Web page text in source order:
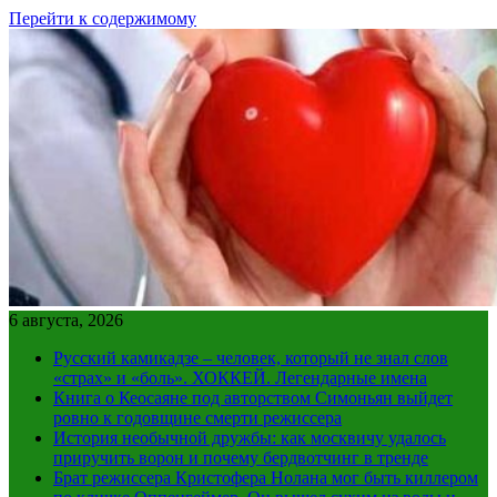
Перейти к содержимому
6 августа, 2026
Русский камикадзе – человек, который не знал слов
«страх» и «боль». ХОККЕЙ. Легендарные имена
Книга о Кеосаяне под авторством Симоньян выйдет
ровно к годовщине смерти режиссера
История необычной дружбы: как москвичу удалось
приручить ворон и почему бердвотчинг в тренде
Брат режиссера Кристофера Нолана мог быть киллером